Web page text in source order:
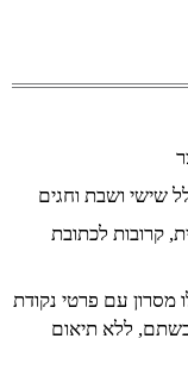
קרובות לכתובת
מסרון עם פרטי נקודת
ללא תיאום